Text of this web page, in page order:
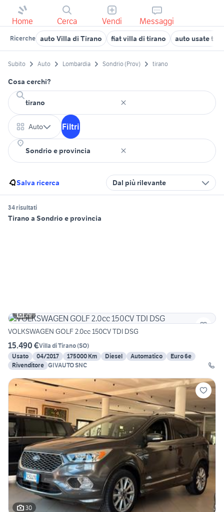
Home Cerca Vendi Messaggi
Ricerche auto Villa di Tirano fiat villa di tirano auto usate
Subito Auto Lombardia Sondrio (Prov) tirano
Cosa cerchi?
Auto Filtri
Salva ricerca Dal più rilevante
34 risultati
Tirano a Sondrio e provincia
29
VOLKSWAGEN GOLF 2.0cc 150CV TDI DSG
15.490 €Villa di Tirano(SO)
Usato
04/2017 175000 Km Diesel Automatico
Euro 6e
Rivenditore GIVAUTO SNC
30